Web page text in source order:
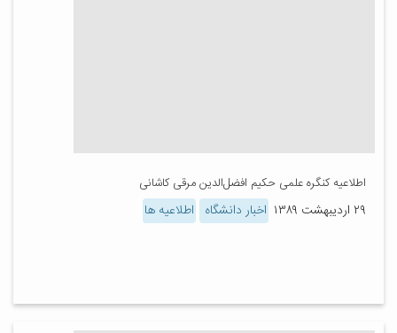
اطلاعیه کنگره علمی حکیم افضل‌الدین مرقی کاشانی
۲۹ اردیبهشت ۱۳۸۹ اخبار دانشگاه اطلاعیه ها